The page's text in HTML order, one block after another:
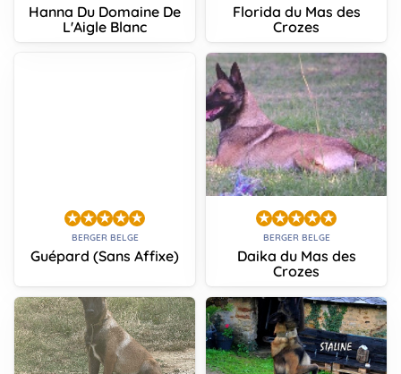
Hanna Du Domaine De
L'Aigle Blanc
Florida du Mas des
Crozes
BERGER BELGE
Guépard (Sans Affixe)
BERGER BELGE
Daika du Mas des
Crozes